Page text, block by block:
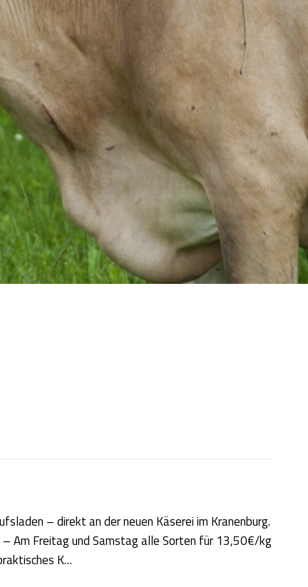
– direkt an der neuen Käserei im Kranenburg.
– Am Freitag und Samstag alle Sorten für 13,50€/kg
K…